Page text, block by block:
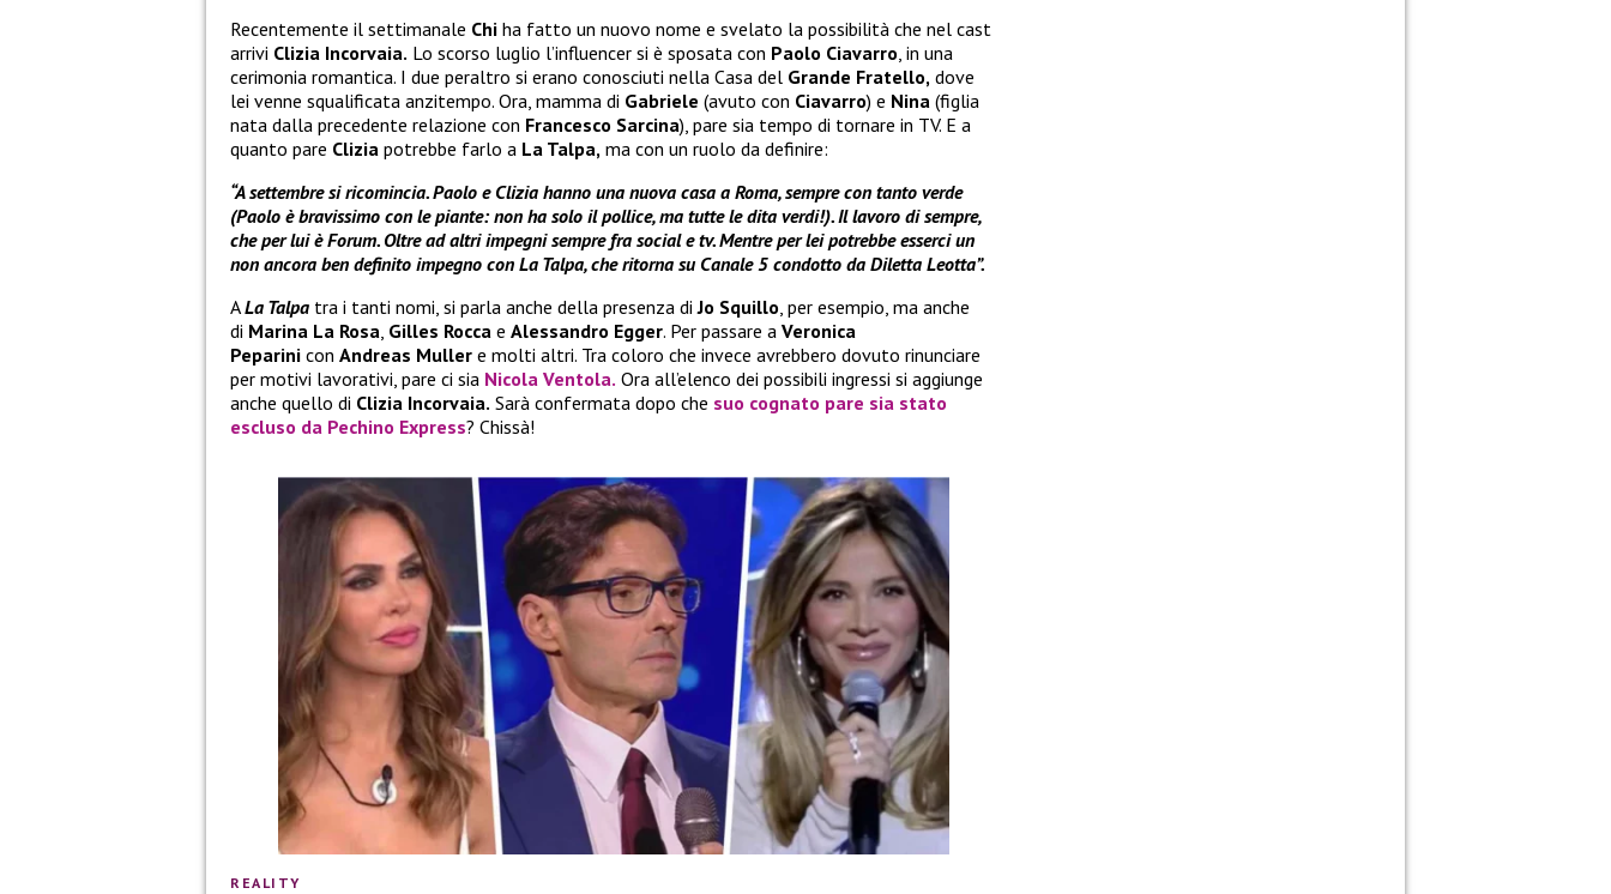
Recentemente il settimanale Chi ha fatto un nuovo nome e svelato la possibilità che nel cast
arrivi Clizia Incorvaia. Lo scorso luglio l’influencer si è sposata con Paolo Ciavarro, in una
cerimonia romantica. I due peraltro si erano conosciuti nella Casa del Grande Fratello, dove
lei venne squalificata anzitempo. Ora, mamma di Gabriele (avuto con Ciavarro) e Nina (figlia
nata dalla precedente relazione con Francesco Sarcina), pare sia tempo di tornare in TV. E a
quanto pare Clizia potrebbe farlo a La Talpa, ma con un ruolo da definire:
“A settembre si ricomincia. Paolo e Clizia hanno una nuova casa a Roma, sempre con tanto verde
(Paolo è bravissimo con le piante: non ha solo il pollice, ma tutte le dita verdi!). Il lavoro di sempre,
che per lui è Forum. Oltre ad altri impegni sempre fra social e tv. Mentre per lei potrebbe esserci un
non ancora ben definito impegno con La Talpa, che ritorna su Canale 5 condotto da Diletta Leotta”.
ALa Talpa tra i tanti nomi, si parla anche della presenza diJo Squillo, per esempio, ma anche
di Marina La Rosa, Gilles Rocca e Alessandro Egger. Per passare a Veronica
Peparini con Andreas Muller e molti altri. Tra coloro che invece avrebbero dovuto rinunciare
per motivi lavorativi, pare ci sia Nicola Ventola. Ora all’elenco dei possibili ingressi si aggiunge
anche quello di Clizia Incorvaia. Sarà confermata dopo che suo cognato pare sia stato
escluso da Pechino Express? Chissà!
REALITY